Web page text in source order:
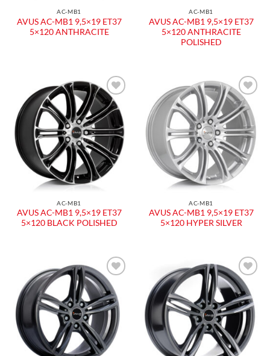
AC-MB1
AVUS AC-MB1 9,5×19 ET37
5×120 ANTHRACITE
AC-MB1
AVUS AC-MB1 9,5×19 ET37
5×120 ANTHRACITE
POLISHED
Aggiungi
alla lista
dei
desideri
AC-MB1
AVUS AC-MB1 9,5×19 ET37
5×120 BLACK POLISHED
Aggiungi
alla lista
dei
desideri
AC-MB1
AVUS AC-MB1 9,5×19 ET37
5×120 HYPER SILVER
Aggiungi
alla lista
dei
desideri
Aggiungi
alla lista
dei
desideri